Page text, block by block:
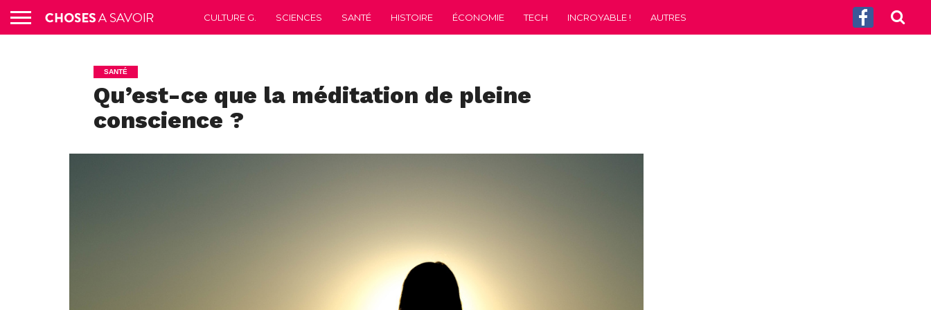
CULTURE G. SCIENCES SANTÉ HISTOIRE ÉCONOMIE TECH INCROYABLE ! AUTRES
SANTÉ
Qu’est-ce que la méditation de pleine
conscience ?